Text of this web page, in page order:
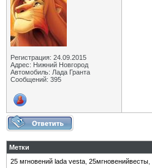
Регистрация: 24.09.2015
Адрес: Нижний Новгород
Автомобиль: Лада Гранта
Сообщений: 395
Метки
25 мгновений lada vesta 25мгновенийвесты